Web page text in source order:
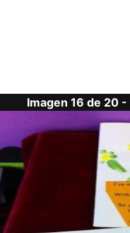
Imagen 16 de 20 -